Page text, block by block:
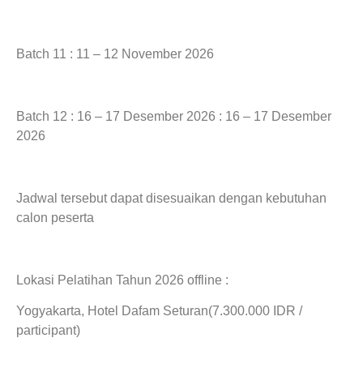
Batch 11 : 11 – 12 November 2026
Batch 12 : 16 – 17 Desember 2026 : 16 – 17 Desember
2026
Jadwal tersebut dapat disesuaikan dengan kebutuhan
calon peserta
Lokasi Pelatihan Tahun 2026 offline :
Yogyakarta, Hotel Dafam Seturan(7.300.000 IDR /
participant)